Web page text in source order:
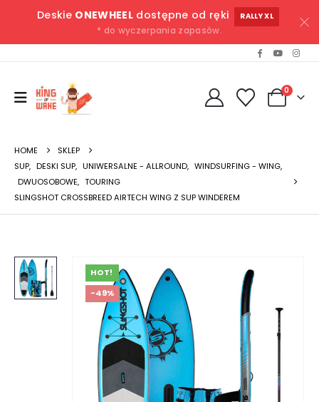
Deskie ONEWHEELdostępne od ręki RALLY XL
* do wyczerpania zapasów.
0
HOME
SKLEP
SUP, DESKI SUP, UNIWERSALNE - ALLROUND, WINDSURFING - WING,
DWUOSOBOWE, TOURING
SLINGSHOT CROSSBREED AIRTECH WING Z SUP WINDEREM
HOT!
-49%